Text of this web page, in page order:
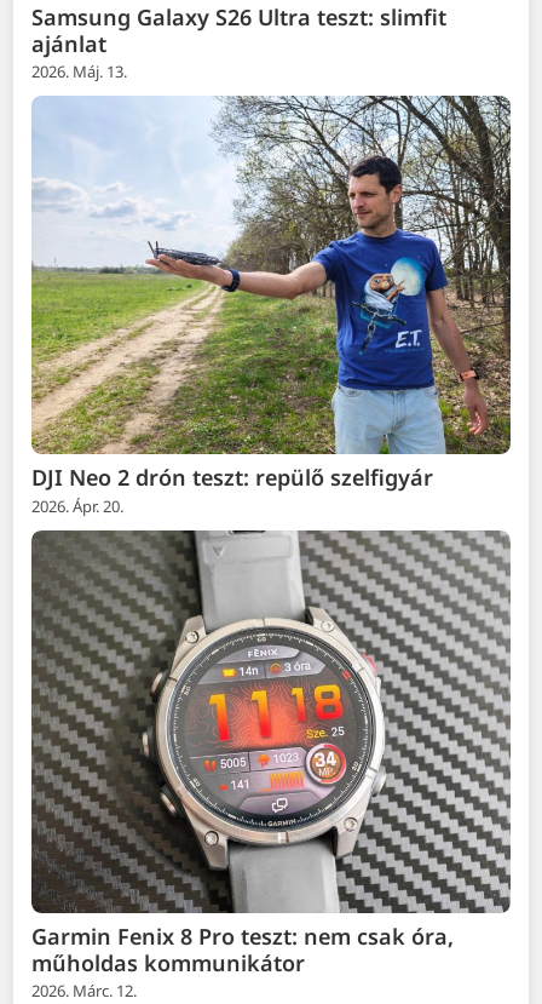
Samsung Galaxy S26 Ultra teszt: slimfit
ajánlat
2026. Máj. 13.
DJI Neo 2 drón teszt: repülő szelfigyár
2026. Ápr. 20.
Garmin Fenix 8 Pro teszt: nem csak óra,
műholdas kommunikátor
2026. Márc. 12.